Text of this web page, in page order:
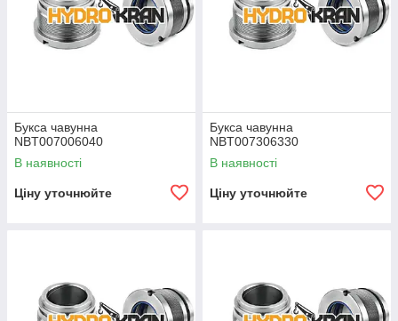
Букса чавунна
NBT007006040
В наявності
Ціну уточнюйте
Букса чавунна
NBT007306330
В наявності
Ціну уточнюйте